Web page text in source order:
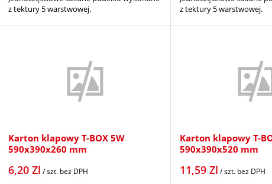
z tektury 5 warstwowej.
z tektury 5 warstwowej.
Karton klapowy T-BOX 5W
590x390x260 mm
6,20Zl / szt. bez DPH
Karton klapowy T-
590x390x520 mm
11,59 Zl / szt. bez DPH